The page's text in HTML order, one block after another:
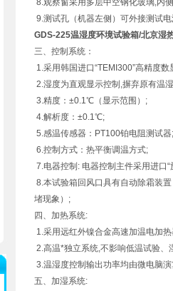
8.观察窗采用多层中空钢化玻璃,内
9.测试孔（机器左侧）可外接测试
GDS-225温湿度环境试验箱/北京湿
三、控制系统：
1.采用韩国进口“TEMI300”高精度
2.湿度为直观显示控制,摒弃原有温
3.精度：±0.1℃（显示范围）;
4.解析度：±0.1℃;
5.感温传感器：PT100铂电阻测试器;
6.控制方式：热平衡调温方式;
7.电器控制: 电器控制主件采用进口
8.本试验箱回风口具有自动除霜装
堵现象）;
四、加热系统:
1.采用远红外镍合金高速加温电加热
2.高温*独立系统,不影响低温试验、
3.温湿度控制输出功率均由微电脑
五、加湿系统: